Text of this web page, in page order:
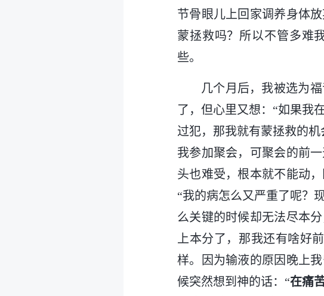
节骨眼儿上回家调养身体
蒙拯救吗？所以不管多难
些。
几个月后，我被选为
了，但心里又想：“如果我
过犯，那我就有蒙拯救的
我参加聚会，可聚会的前
头也难受，根本就不能动
“我的病怎么又严重了呢？
么关键的时候却无法尽本
上本分了，那我还有啥好
样。因为输液的原因晚上
候突然想到神的话：“在痛